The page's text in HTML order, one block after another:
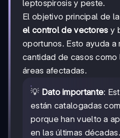
leptospirosis y peste.
El objetivo principal de
el control de vectores y
oportunos. Esto ayuda a
cantidad de casos como
áreas afectadas.
💡 Dato importante:
están catalogadas
porque han vuelto a
en las últimas décadas.